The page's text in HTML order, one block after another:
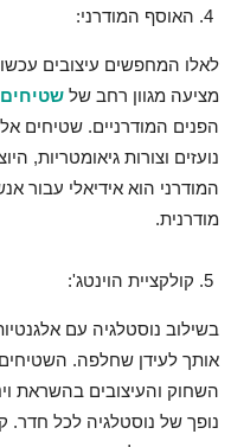
האוסף המודרני:
לאלו המחפשים עיצובים
מציעה מגוון רחב של שטיחים
הפנים המודרניים. שטיחים
נועזים וצורות גיאומטריות,
המודרני הוא אידיאלי עבור
מודרנית.
קולקציית הוינטג':
בשילוב נוסטלגיה עם
אותך לעידן שחלפה.
השחוק והעיצובים בהשראת
נופך של נוסטלגיה לכל חדר.